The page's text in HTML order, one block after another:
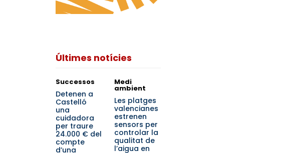
Últimes notícies
Successos
Detenen a
Castelló
una
cuidadora
per traure
24.000 € del
compte
d’una
Medi
ambient
Les platges
valencianes
estrenen
sensors per
controlar la
qualitat de
l’aigua en